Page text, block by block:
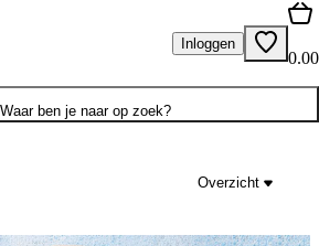
Inloggen
0.00
Waar ben je naar op zoek?
Overzicht